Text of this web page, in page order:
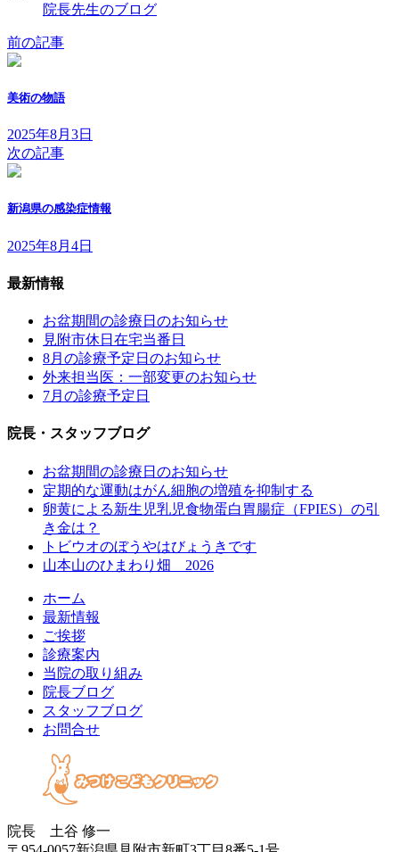
院長先生のブログ
前の記事
美術の物語
2025年8月3日
次の記事
新潟県の感染症情報
2025年8月4日
最新情報
お盆期間の診療日のお知らせ
見附市休日在宅当番日
8月の診療予定日のお知らせ
外来担当医：一部変更のお知らせ
7月の診療予定日
院長・スタッフブログ
お盆期間の診療日のお知らせ
定期的な運動はがん細胞の増殖を抑制する
卵黄による新生児乳児食物蛋白胃腸症（FPIES）の引
き金は？
トビウオのぼうやはびょうきです
山本山のひまわり畑 2026
ホーム
最新情報
ご挨拶
診療案内
当院の取り組み
院長ブログ
スタッフブログ
お問合せ
院長 土谷 修一